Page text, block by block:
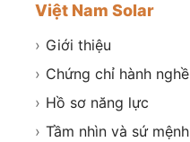
Việt Nam Solar
› Giới thiệu
› Chứng chỉ hành nghề
› Hồ sơ năng lực
› Tầm nhìn và sứ mệnh